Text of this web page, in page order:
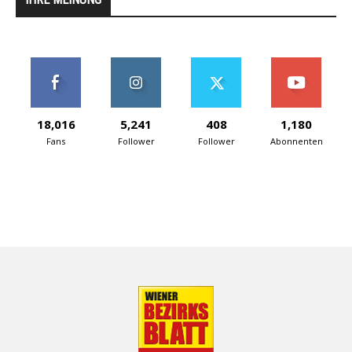
18,016
Fans
5,241
Follower
408
Follower
1,180
Abonnenten